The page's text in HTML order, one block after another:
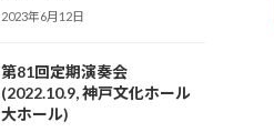
2023年6月12日
第81回定期演奏会
(2022.10.9, 神戸文化ホール
大ホール)